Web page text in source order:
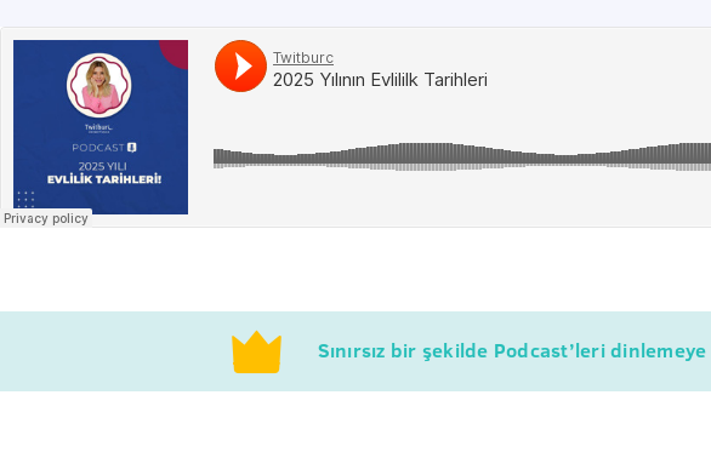
Sınırsız bir şekilde Podcast’leri